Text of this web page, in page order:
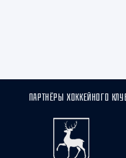
ПАРТНЁРЫ ХОККЕЙНОГО